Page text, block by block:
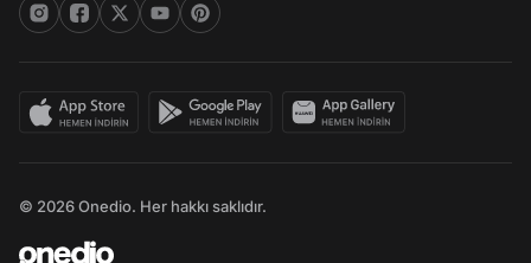
© 2026 Onedio. Her hakkı saklıdır.